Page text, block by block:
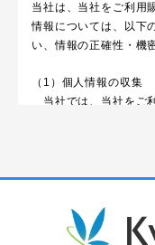
当社は、当社をご利用
情報については、以下
い、情報の正確性・機
（1）個人情報の収集
当社では、当社をご
通信機器を用いて情
（2）個人情報の管理
収集させていただい